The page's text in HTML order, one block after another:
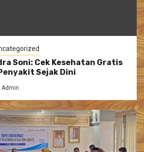
Soni: Cek Kesehatan Gratis
Sejak Dini
Admin